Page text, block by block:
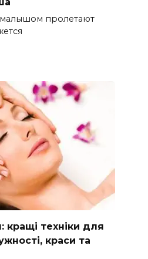
пролетают
техніки для
краси та